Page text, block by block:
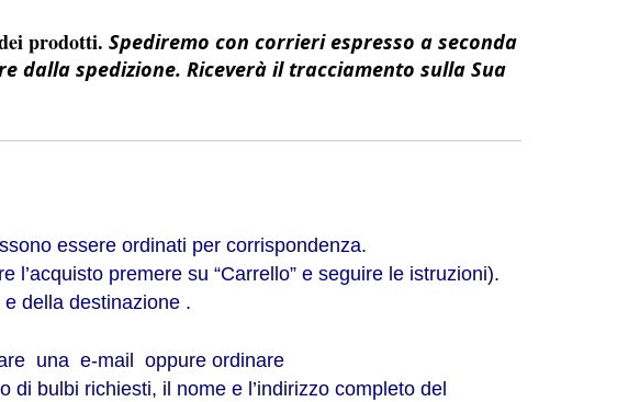
prodotti. Spediremo con corrieri espresso a seconda
dalla spedizione. Riceverà il tracciamento sulla Sua
essere ordinati per corrispondenza.
premere su “Carrello” e seguire le istruzioni).
della destinazione .
una e-mail oppure ordinare
bulbi richiesti, il nome e l’indirizzo completo del